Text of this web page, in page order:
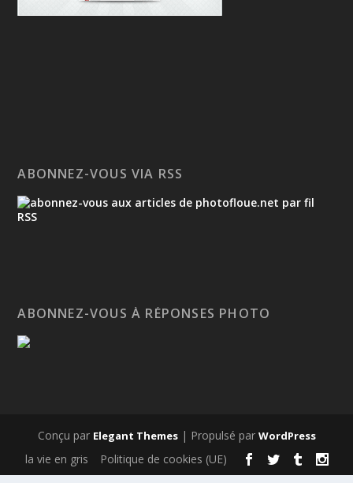
ABONNEZ-VOUS VIA RSS
ABONNEZ-VOUS À RÉPONSES PHOTO
Conçu par Elegant Themes| Propulsé par WordPress
la vie en gris Politique de cookies (UE)